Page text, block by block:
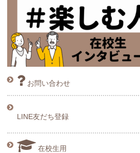
お問い合わせ
LINE友だち登録
在校生用